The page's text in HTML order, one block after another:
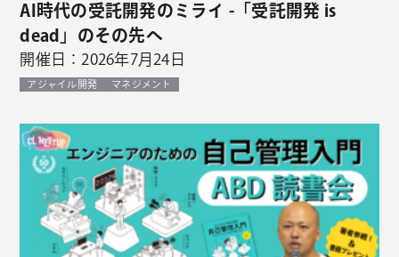
AI時代の受託開発のミライ -「受託開発 is
dead」のその先へ
開催日：2026年7月24日
アジャイル開発 マネジメント